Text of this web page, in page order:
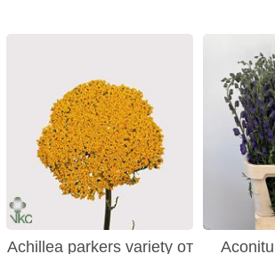
Achillea parkers variety от